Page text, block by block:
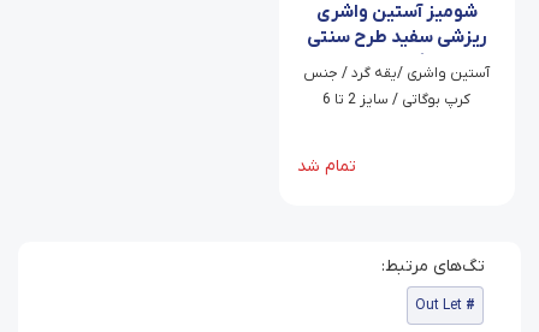
شومیز آستین واشری
ریزشی سفید طرح سنتی
رنگی رومینا
آستین واشری /یقه گرد / جنس
کرپ بوگاتی / سایز 2 تا 6
تمام شد
Out Let